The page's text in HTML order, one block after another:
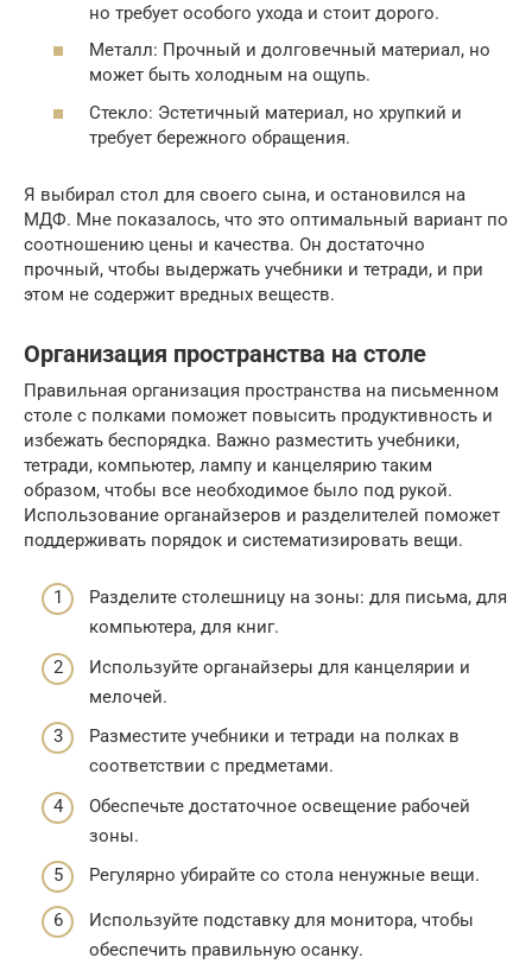
но требует особого ухода и стоит дорого.
Металл: Прочный и долговечный материал, но
может быть холодным на ощупь.
Стекло: Эстетичный материал, но хрупкий и
требует бережного обращения.
Я выбирал стол для своего сына, и остановился на
МДФ. Мне показалось, что это оптимальный вариант по
соотношению цены и качества. Он достаточно
прочный, чтобы выдержать учебники и тетради, и при
этом не содержит вредных веществ.
Организация пространства на столе
Правильная организация пространства на письменном
столе с полками поможет повысить продуктивность и
избежать беспорядка. Важно разместить учебники,
тетради, компьютер, лампу и канцелярию таким
образом, чтобы все необходимое было под рукой.
Использование органайзеров и разделителей поможет
поддерживать порядок и систематизировать вещи.
Разделите столешницу на зоны: для письма, для
компьютера, для книг.
Используйте органайзеры для канцелярии и
мелочей.
Разместите учебники и тетради на полках в
соответствии с предметами.
Обеспечьте достаточное освещение рабочей
зоны.
Регулярно убирайте со стола ненужные вещи.
Используйте подставку для монитора, чтобы
обеспечить правильную осанку.